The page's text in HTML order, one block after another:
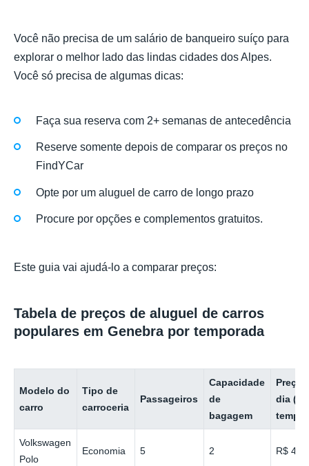
Você não precisa de um salário de banqueiro suíço para
explorar o melhor lado das lindas cidades dos Alpes.
Você só precisa de algumas dicas:
Faça sua reserva com 2+ semanas de antecedência
Reserve somente depois de comparar os preços no
FindYCar
Opte por um aluguel de carro de longo prazo
Procure por opções e complementos gratuitos.
Este guia vai ajudá-lo a comparar preços:
Tabela de preços de aluguel de carros
populares em Genebra por temporada
Modelo do
carro
Tipo de
carroceria
Passageiros
Capacidade
de
bagagem
Preço
dia
Volkswagen
Polo
Economia 5 2 R$ 48